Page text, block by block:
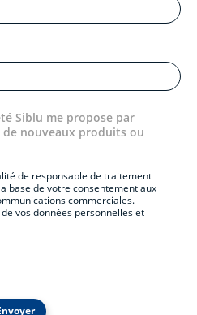
Siblu me propose par
nouveaux produits ou
de responsable de traitement
base de votre consentement aux
commerciales.
vos données personnelles et